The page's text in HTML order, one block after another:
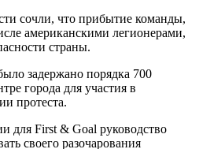
сочли, что прибытие команды,
американскими легионерами,
страны.
задержано порядка 700
города для участия в
протеста.
для First & Goal руководство
своего разочарования